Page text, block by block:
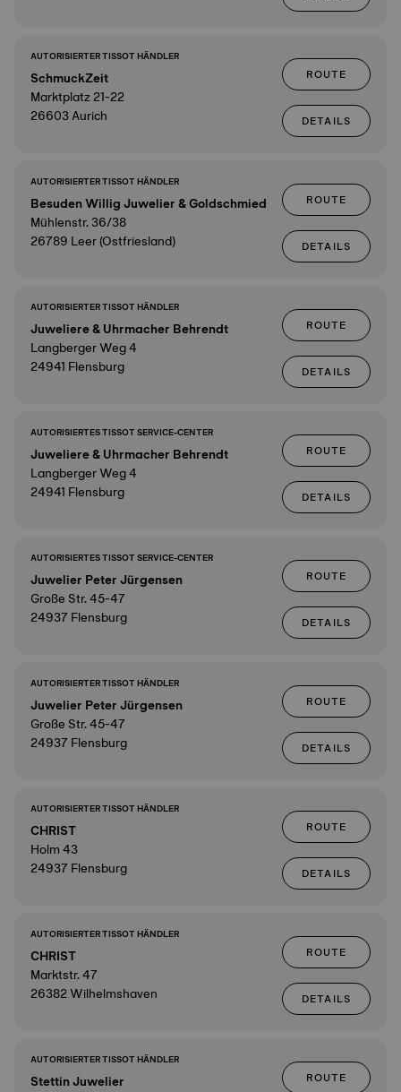
AUTORISIERTER TISSOT HÄNDLER
SchmuckZeit
Marktplatz 21-22
26603 Aurich
ROUTE
DETAILS
AUTORISIERTER TISSOT HÄNDLER
Besuden Willig Juwelier & Goldschmied
Mühlenstr. 36/38
26789 Leer (Ostfriesland)
ROUTE
DETAILS
AUTORISIERTER TISSOT HÄNDLER
Juweliere & Uhrmacher Behrendt
Langberger Weg 4
24941 Flensburg
ROUTE
DETAILS
AUTORISIERTES TISSOT SERVICE-CENTER
Juweliere & Uhrmacher Behrendt
Langberger Weg 4
24941 Flensburg
ROUTE
DETAILS
AUTORISIERTES TISSOT SERVICE-CENTER
Juwelier Peter Jürgensen
Große Str. 45-47
24937 Flensburg
ROUTE
DETAILS
AUTORISIERTER TISSOT HÄNDLER
Juwelier Peter Jürgensen
Große Str. 45-47
24937 Flensburg
ROUTE
DETAILS
AUTORISIERTER TISSOT HÄNDLER
CHRIST
Holm 43
24937 Flensburg
ROUTE
DETAILS
AUTORISIERTER TISSOT HÄNDLER
CHRIST
Marktstr. 47
26382 Wilhelmshaven
ROUTE
DETAILS
AUTORISIERTER TISSOT HÄNDLER
Stettin Juwelier
ROUTE